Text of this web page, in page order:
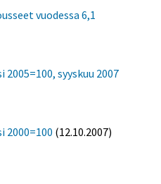
vuodessa 6,1
syyskuu 2007
2000=100 (12.10.2007)